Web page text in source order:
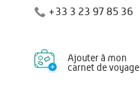
+33 3 23 97 85 36
Ajouter à mon
carnet de voyage